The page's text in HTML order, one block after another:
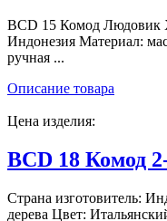
BCD 15 Комод Людовик
Индонезия Материал:
ручная ...
Описание товара
Цена изделия:
BCD 18 Комод
Страна изготовитель:
дерева Цвет: